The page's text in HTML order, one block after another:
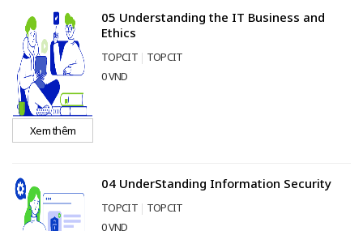
05 Understanding the IT Business and
Ethics
TOPCIT
TOPCIT
0 VND
Xem thêm
04 UnderStanding Information Security
TOPCIT
TOPCIT
0 VND